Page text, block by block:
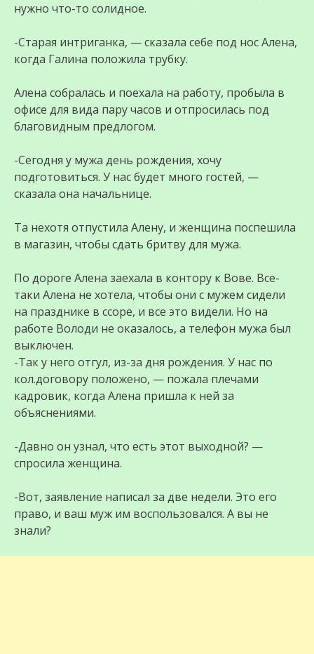
нужно что-то солидное.
-Старая интриганка, — сказала себе под нос Алена,
когда Галина положила трубку.
Алена собралась и поехала на работу, пробыла в
офисе для вида пару часов и отпросилась под
благовидным предлогом.
-Сегодня у мужа день рождения, хочу
подготовиться. У нас будет много гостей, —
сказала она начальнице.
Та нехотя отпустила Алену, и женщина поспешила
в магазин, чтобы сдать бритву для мужа.
По дороге Алена заехала в контору к Вове. Все-
таки Алена не хотела, чтобы они с мужем сидели
на празднике в ссоре, и все это видели. Но на
работе Володи не оказалось, а телефон мужа был
выключен.
-Так у него отгул, из-за дня рождения. У нас по
кол.договору положено, — пожала плечами
кадровик, когда Алена пришла к ней за
объяснениями.
-Давно он узнал, что есть этот выходной? —
спросила женщина.
-Вот, заявление написал за две недели. Это его
право, и ваш муж им воспользовался. А вы не
знали?